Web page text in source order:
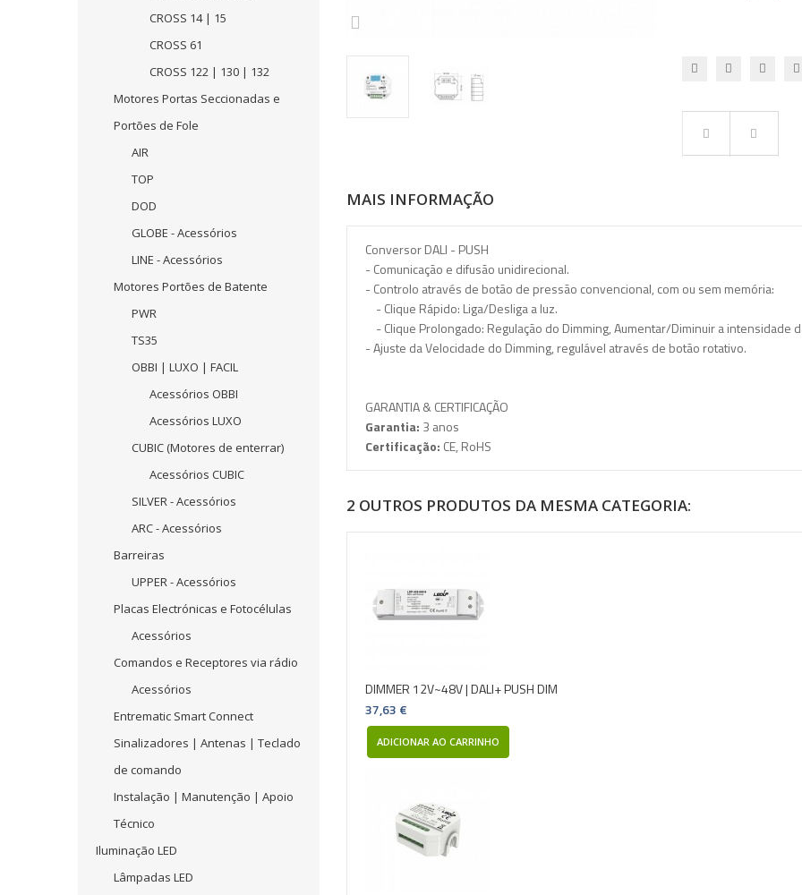
CROSS 14 | 15
CROSS 61
CROSS 122 | 130 | 132
Motores Portas Seccionadas e
Portões de Fole
AIR
TOP
DOD
GLOBE - Acessórios
LINE - Acessórios
Motores Portões de Batente
PWR
TS35
OBBI | LUXO | FACIL
Acessórios OBBI
Acessórios LUXO
CUBIC (Motores de enterrar)
Acessórios CUBIC
SILVER - Acessórios
ARC - Acessórios
Barreiras
UPPER - Acessórios
Placas Electrónicas e Fotocélulas
Acessórios
Comandos e Receptores via rádio
Acessórios
Entrematic Smart Connect
Sinalizadores | Antenas | Teclado
de comando
Instalação | Manutenção | Apoio
Técnico
Iluminação LED
Lâmpadas LED
MAIS INFORMAÇÃO
Conversor DALI - PUSH
- Comunicação e difusão unidirecional.
- Controlo através de botão de pressão convencional, com ou sem memória:
- Clique Rápido: Liga/Desliga a luz.
- Clique Prolongado: Regulação do Dimming, Aumentar/Diminuir a intensidade
- Ajuste da Velocidade do Dimming, regulável através de botão rotativo.
GARANTIA & CERTIFICAÇÃO
Garantia: 3 anos
Certificação: CE, RoHS
2 OUTROS PRODUTOS DA MESMA CATEGORIA:
DIMMER 12V~48V | DALI+ PUSH DIM
37,63 €
ADICIONAR AO CARRINHO